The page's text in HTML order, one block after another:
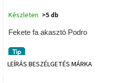
Belső
tér
színekben
Tavasz
az
Fekete fa akasztó Podro
Készleten >5 db
Tip
LEÍRÁS BESZÉLGETÉS MÁRKA